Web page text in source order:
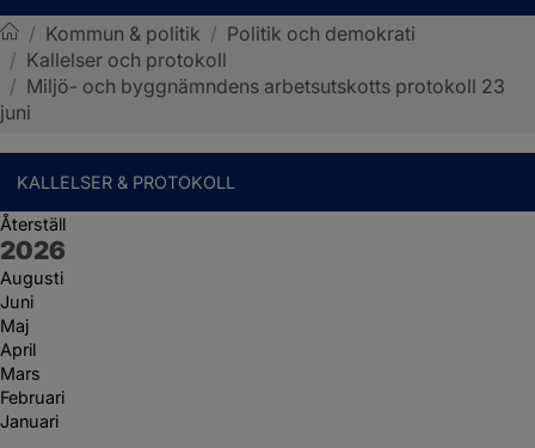
Sotenäs kommun
/ Kommun & politik / Politik och demokrati
/ Kallelser och protokoll
/ Miljö- och byggnämndens arbetsutskotts protokoll 23
juni
KALLELSER & PROTOKOLL
Återställ
År:
2026
Augusti
Juni
Maj
April
Mars
Februari
Januari